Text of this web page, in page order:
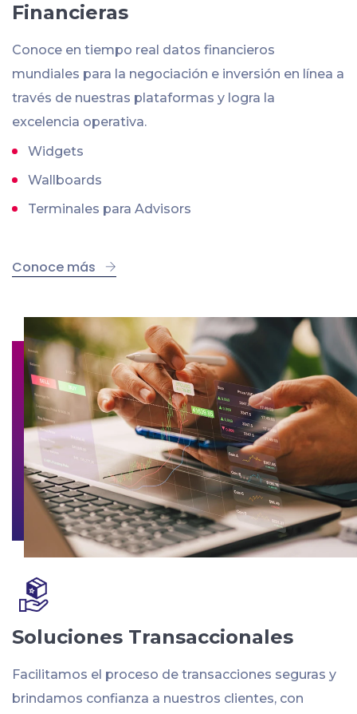
Financieras
Conoce en tiempo real datos financieros
mundiales para la negociación e inversión en línea a
través de nuestras plataformas y logra la
excelencia operativa.
Widgets
Wallboards
Terminales para Advisors
Conoce más
Soluciones Transaccionales
Facilitamos el proceso de transacciones seguras y
brindamos confianza a nuestros clientes, con